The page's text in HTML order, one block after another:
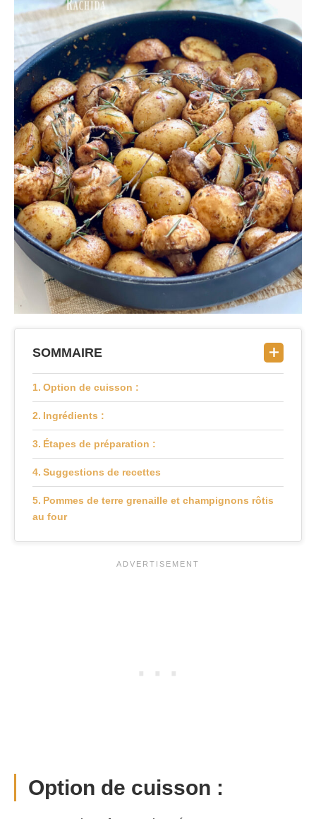
SOMMAIRE
Option de cuisson :
Ingrédients :
Étapes de préparation :
Suggestions de recettes
Pommes de terre grenaille et champignons rôtis
au four
Option de cuisson :